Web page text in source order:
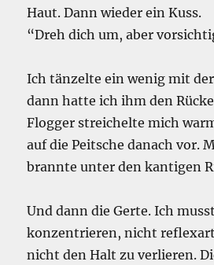
Haut. Dann wieder ein Kuss.
“Dreh dich um, aber
Ich tänzelte ein wenig mit
dann hatte ich ihm den
Flogger streichelte mich
auf die Peitsche danach vor.
brannte unter den kantigen
Und dann die Gerte. Ich
konzentrieren, nicht
nicht den Halt zu verlieren.